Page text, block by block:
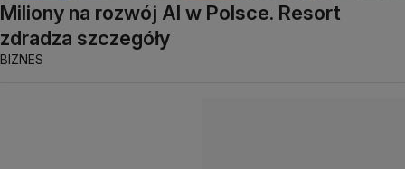
Miliony na rozwój AI w Polsce. Resort
zdradza szczegóły
BIZNES